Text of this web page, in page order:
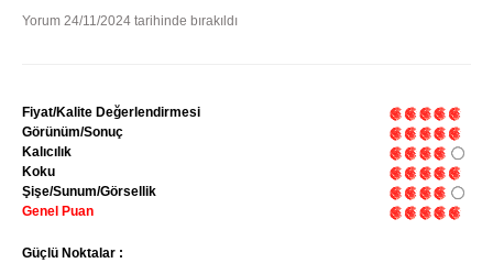
Yorum 24/11/2024 tarihinde bırakıldı
Fiyat/Kalite Değerlendirmesi
Görünüm/Sonuç
Kalıcılık
Koku
Şişe/Sunum/Görsellik
Genel Puan
Güçlü Noktalar :